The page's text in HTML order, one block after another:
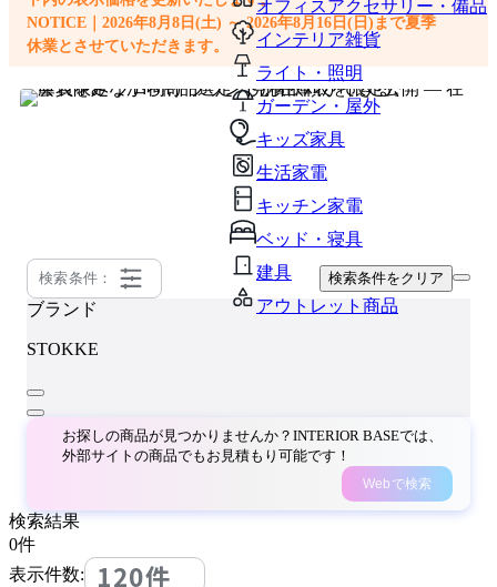
オフィスアクセサリー・備品
インテリア雑貨
ライト・照明
ガーデン・屋外
キッズ家具
生活家電
キッチン家電
ベッド・寝具
建具
アウトレット商品
NOTICE｜2026年8月8日(土) ～ 2026年8月16日(日)まで夏季
休業とさせていただきます。
検索条件： 検索条件をクリア
ブランド
STOKKE
お探しの商品が見つかりませんか？INTERIOR BASEでは、
外部サイトの商品でもお見積もり可能です！
Webで検索
検索結果
0件
表示件数:
120件